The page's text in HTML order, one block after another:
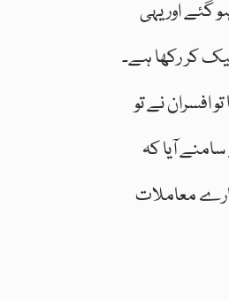
گئے اور یہی
کر رکھا ہے۔
نے تو
آیا کہ
معاملات